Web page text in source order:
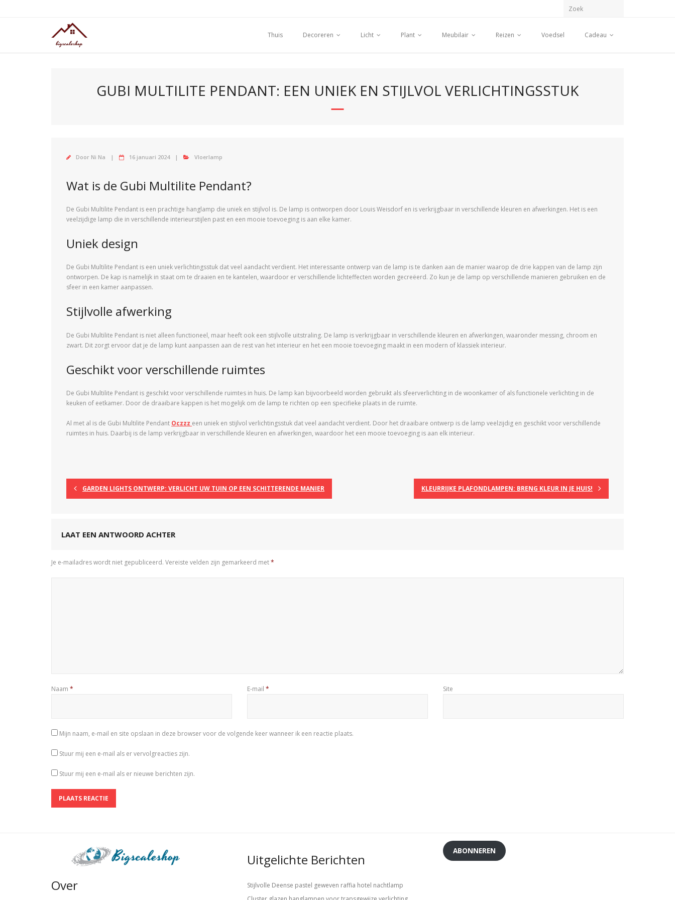
Thuis
Decoreren Licht Plant Meubilair Reizen Voedsel Cadeau
GUBI MULTILITE PENDANT: EEN UNIEK EN STIJLVOL VERLICHTINGSSTUK
Door Ni Na 16 januari 2024 Vloerlamp
Wat is de Gubi Multilite Pendant?
De Gubi Multilite Pendant is een prachtige hanglamp die uniek en stijlvol is. De lamp is ontworpen door Louis Weisdorf en is verkrijgbaar in verschillende kleuren en afwerkingen. Het is een
veelzijdige lamp die in verschillende interieurstijlen past en een mooie toevoeging is aan elke kamer.
Uniek design
De Gubi Multilite Pendant is een uniek verlichtingsstuk dat veel aandacht verdient. Het interessante ontwerp van de lamp is te danken aan de manier waarop de drie kappen van de lamp zijn
ontworpen. De kap is namelijk in staat om te draaien en te kantelen, waardoor er verschillende lichteffecten worden gecreëerd. Zo kun je de lamp op verschillende manieren gebruiken en de
sfeer in een kamer aanpassen.
Stijlvolle afwerking
De Gubi Multilite Pendant is niet alleen functioneel, maar heeft ook een stijlvolle uitstraling. De lamp is verkrijgbaar in verschillende kleuren en afwerkingen, waaronder messing, chroom en
zwart. Dit zorgt ervoor dat je de lamp kunt aanpassen aan de rest van het interieur en het een mooie toevoeging maakt in een modern of klassiek interieur.
Geschikt voor verschillende ruimtes
De Gubi Multilite Pendant is geschikt voor verschillende ruimtes in huis. De lamp kan bijvoorbeeld worden gebruikt als sfeerverlichting in de woonkamer of als functionele verlichting in de
keuken of eetkamer. Door de draaibare kappen is het mogelijk om de lamp te richten op een specifieke plaats in de ruimte.
Al met al is de Gubi Multilite Pendant Oczzz een uniek en stijlvol verlichtingsstuk dat veel aandacht verdient. Door het draaibare ontwerp is de lamp veelzijdig en geschikt voor verschillende
ruimtes in huis. Daarbij is de lamp verkrijgbaar in verschillende kleuren en afwerkingen, waardoor het een mooie toevoeging is aan elk interieur.
GARDEN LIGHTS ONTWERP: VERLICHT UW TUIN OP EEN SCHITTERENDE MANIER KLEURRIJKE PLAFONDLAMPEN: BRENG KLEUR IN JE HUIS!
LAAT EEN ANTWOORD ACHTER
Je e-mailadres wordt niet gepubliceerd. Vereiste velden zijn gemarkeerd met*
Naam * E-mail * Site
Mijn naam, e-mail en site opslaan in deze browser voor de volgende keer wanneer ik een reactie plaats.
Stuur mij een e-mail als er vervolgreacties zijn.
Stuur mij een e-mail als er nieuwe berichten zijn.
Over
Uitgelichte Berichten
Stijlvolle Deense pastel geweven raffia hotel nachtlamp
ABONNEREN